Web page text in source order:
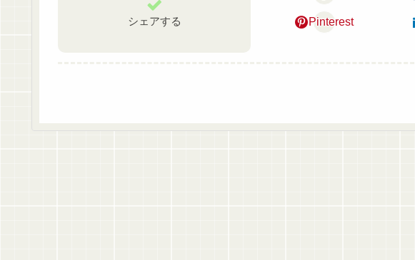
シェアする Pinterest